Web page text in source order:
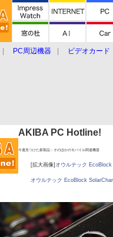
PC周辺機器
ビデオカード
AKIBA PC Hotline!
今週見つけた新製品：そのほかのモバイル関連機器
[拡大画像] オウルテック
オウルテック EcoBlock